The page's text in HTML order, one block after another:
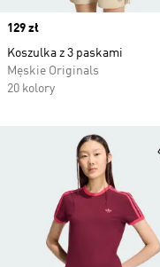
Price
129 zł
Koszulka z 3 paskami
Męskie Originals
20 kolory